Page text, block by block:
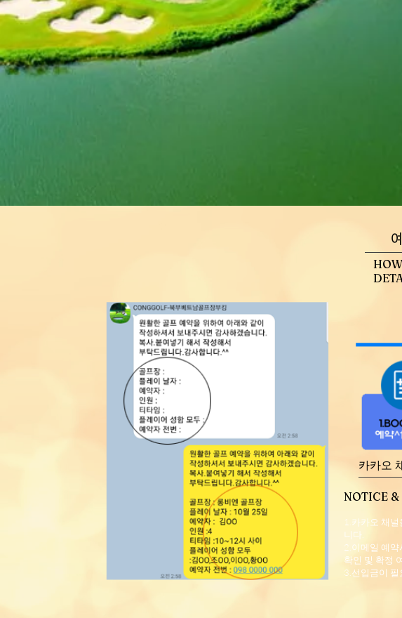
카카오
NOTICE
1.카카오 채
니다.
2.이메일 예
확인 및 확정
3.선입금이